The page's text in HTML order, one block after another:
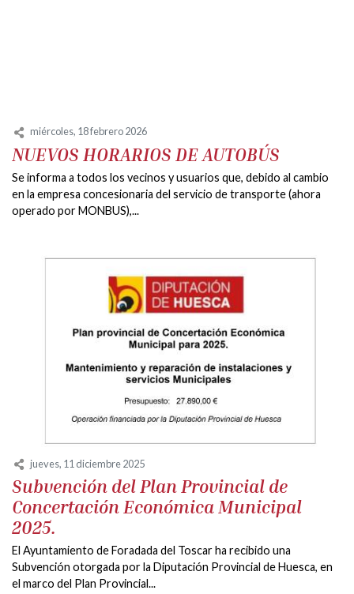
miércoles, 18 febrero 2026
NUEVOS HORARIOS DE AUTOBÚS
Se informa a todos los vecinos y usuarios que, debido al cambio
en la empresa concesionaria del servicio de transporte (ahora
operado por MONBUS),...
jueves, 11 diciembre 2025
Subvención del Plan Provincial de
Concertación Económica Municipal
2025.
El Ayuntamiento de Foradada del Toscar ha recibido una
Subvención otorgada por la Diputación Provincial de Huesca, en
el marco del Plan Provincial...